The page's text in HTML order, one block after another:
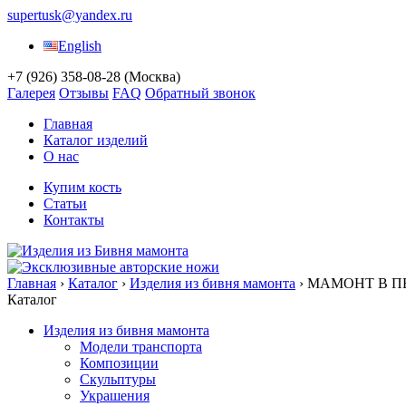
supertusk@yandex.ru
English
+7 (926) 358-08-28 (Москва)
Галерея Отзывы FAQ Обратный звонок
Главная
Каталог изделий
О нас
Купим кость
Статьи
Контакты
Главная › Каталог › Изделия из бивня мамонта › МАМОНТ В
Каталог
Изделия из бивня мамонта
Модели транспорта
Композиции
Скульптуры
Украшения